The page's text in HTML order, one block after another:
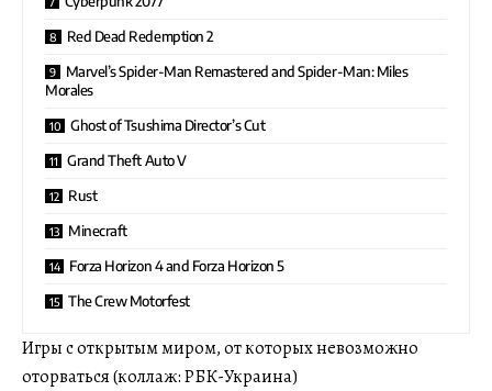
Red Dead Redemption 2
Marvel’s Spider-Man Remastered and Spider-Man: Miles
Morales
Ghost of Tsushima Director’s Cut
Grand Theft Auto V
Rust
Minecraft
Forza Horizon 4 and Forza Horizon 5
The Crew Motorfest
Игры с открытым миром, от которых невозможно
оторваться (коллаж: РБК-Украина)